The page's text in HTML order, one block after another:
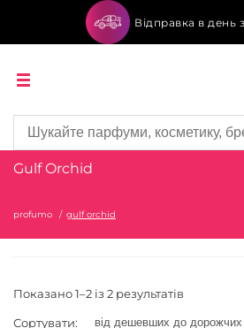
Відправка в день
Gulf Orchid
profumo gulf orchid
Показано 1–2 із 2 результатів
Сортувати: